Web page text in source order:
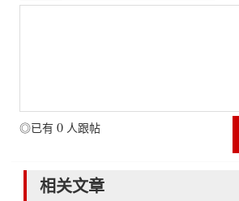
◎已有 0 人跟帖
相关文章